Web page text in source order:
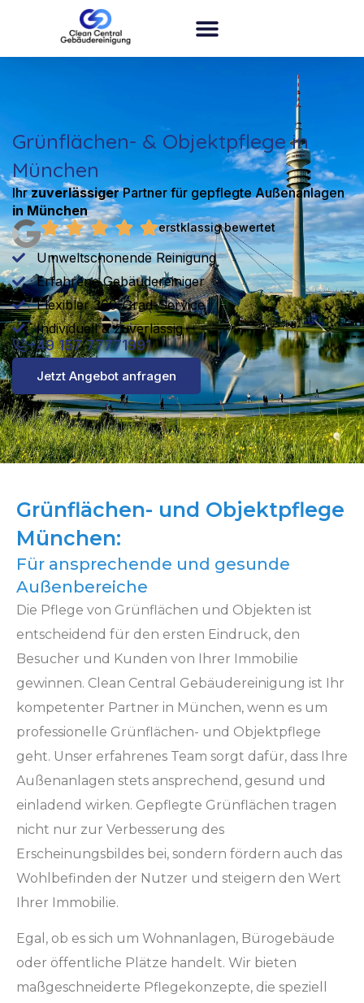
Grünflächen- & Objektpflege in
München
IhrzuverlässigerPartner für gepflegte Außenanlagen
in München
erstklassig bewertet
Umweltschonende Reinigung
Erfahrene Gebäudereiniger
Flexibler 360-Grad-Service
Individuell & zuverlässig
+49 157 77771991
Jetzt Angebot anfragen
Grünflächen- und Objektpflege
München:
Für ansprechende und gesunde
Außenbereiche
Die Pflege von Grünflächen und Objekten ist
entscheidend für den ersten Eindruck, den
Besucher und Kunden von Ihrer Immobilie
gewinnen. Clean Central Gebäudereinigung ist Ihr
kompetenter Partner in München, wenn es um
professionelle Grünflächen- und Objektpflege
geht. Unser erfahrenes Team sorgt dafür, dass Ihre
Außenanlagen stets ansprechend, gesund und
einladend wirken. Gepflegte Grünflächen tragen
nicht nur zur Verbesserung des
Erscheinungsbildes bei, sondern fördern auch das
Wohlbefinden der Nutzer und steigern den Wert
Ihrer Immobilie.
Egal, ob es sich um Wohnanlagen, Bürogebäude
oder öffentliche Plätze handelt. Wir bieten
maßgeschneiderte Pflegekonzepte, die speziell